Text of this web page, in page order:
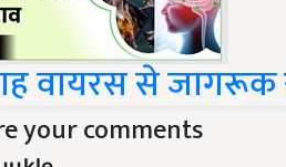
वायरस से
your comments